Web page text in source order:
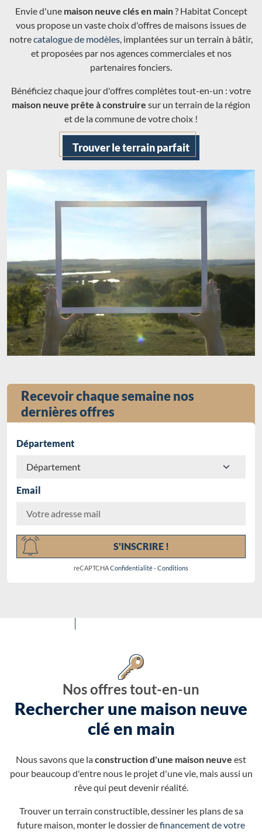
Envie d'une maison neuve clés en main? Habitat Concept
vous propose un vaste choix d'offres de maisons issues de
notrecatalogue de modèles, implantées sur un terrain à bâtir,
et proposées par nos agences commerciales et nos
partenaires fonciers.
Bénéficiez chaque jour d'offres complètes tout-en-un : votre
maison neuve prête à construire sur un terrain de la région
et de la commune de votre choix !
Trouver le terrain parfait
Recevoir chaque semaine nos
dernières offres
Département
Email
S'INSCRIRE !
reCAPTCHAConfidentialité-Conditions
Nos offres tout-en-un
Rechercher une maison neuve
clé en main
Nous savons que laconstruction d'une maison neuve est
pour beaucoup d'entre nous le projet d'une vie, mais aussi un
rêve qui peut devenir réalité.
Trouver un terrain constructible, dessiner les plans de sa
future maison, monter le dossier definancement de votre